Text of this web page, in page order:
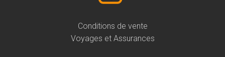
Conditions de vente
Voyages et Assurances